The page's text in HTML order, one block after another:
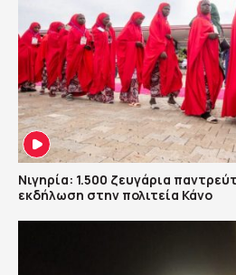
Νιγηρία: 1.500 ζευγάρια
εκδήλωση στην πολιτεία Κάνο